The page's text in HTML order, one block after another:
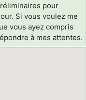
pour
Si vous voulez me
vous ayez compris
à mes attentes.